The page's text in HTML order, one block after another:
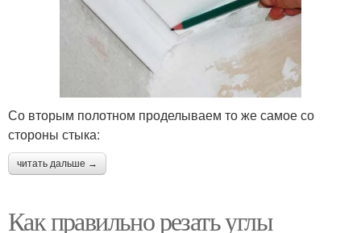
Со вторым полотном проделываем то же самое со
стороны стыка:
читать дальше →
Как правильно резать углы